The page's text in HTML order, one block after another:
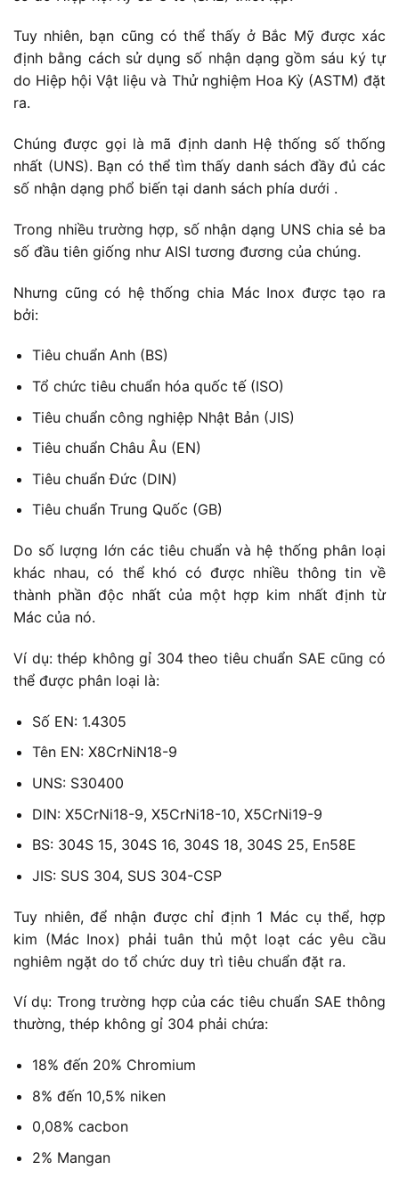
Tuy nhiên, bạn cũng có thể thấy ở Bắc Mỹ được xác
định bằng cách sử dụng số nhận dạng gồm sáu ký tự
do Hiệp hội Vật liệu và Thử nghiệm Hoa Kỳ (ASTM) đặt
ra.
Chúng được gọi là mã định danh Hệ thống số thống
nhất (UNS). Bạn có thể tìm thấy danh sách đầy đủ các
số nhận dạng phổ biến tại danh sách phía dưới .
Trong nhiều trường hợp, số nhận dạng UNS chia sẻ ba
số đầu tiên giống như AISI tương đương của chúng.
Nhưng cũng có hệ thống chia Mác Inox được tạo ra
bởi:
Tiêu chuẩn Anh (BS)
Tổ chức tiêu chuẩn hóa quốc tế (ISO)
Tiêu chuẩn công nghiệp Nhật Bản (JIS)
Tiêu chuẩn Châu Âu (EN)
Tiêu chuẩn Đức (DIN)
Tiêu chuẩn Trung Quốc (GB)
Do số lượng lớn các tiêu chuẩn và hệ thống phân loại
khác nhau, có thể khó có được nhiều thông tin về
thành phần độc nhất của một hợp kim nhất định từ
Mác của nó.
Ví dụ: thép không gỉ 304 theo tiêu chuẩn SAE cũng có
thể được phân loại là:
Số EN: 1.4305
Tên EN: X8CrNiN18-9
UNS: S30400
DIN: X5CrNi18-9, X5CrNi18-10, X5CrNi19-9
BS: 304S 15, 304S 16, 304S 18, 304S 25, En58E
JIS: SUS 304, SUS 304-CSP
Tuy nhiên, để nhận được chỉ định 1 Mác cụ thể, hợp
kim (Mác Inox) phải tuân thủ một loạt các yêu cầu
nghiêm ngặt do tổ chức duy trì tiêu chuẩn đặt ra.
Ví dụ: Trong trường hợp của các tiêu chuẩn SAE thông
thường, thép không gỉ 304 phải chứa:
18% đến 20% Chromium
8% đến 10,5% niken
0,08% cacbon
2% Mangan